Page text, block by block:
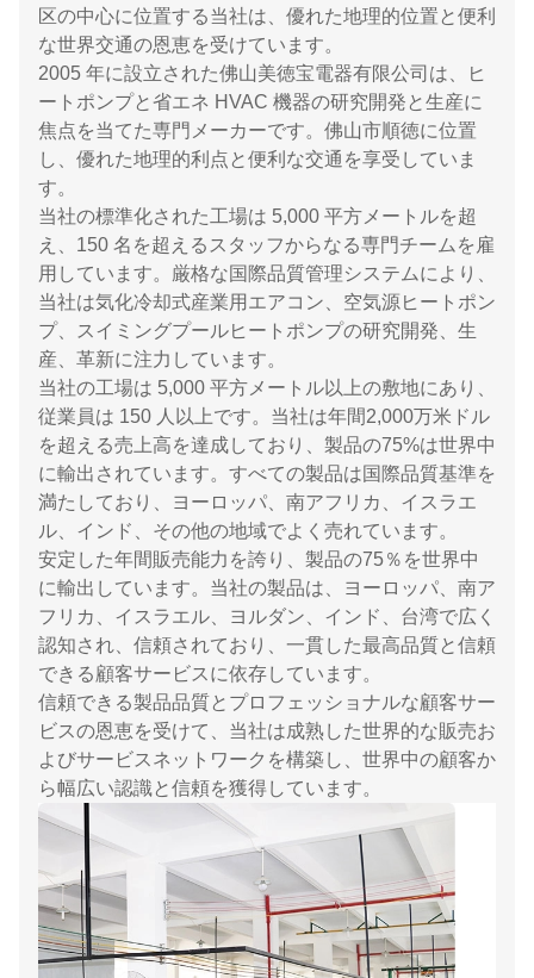
区の中心に位置する当社は、優れた地理的位置と便利
な世界交通の恩恵を受けています。
2005 年に設立された佛山美徳宝電器有限公司は、ヒ
ートポンプと省エネ HVAC 機器の研究開発と生産に
焦点を当てた専門メーカーです。佛山市順徳に位置
し、優れた地理的利点と便利な交通を享受していま
す。
当社の標準化された工場は 5,000 平方メートルを超
え、150 名を超えるスタッフからなる専門チームを雇
用しています。厳格な国際品質管理システムにより、
当社は気化冷却式産業用エアコン、空気源ヒートポン
プ、スイミングプールヒートポンプの研究開発、生
産、革新に注力しています。
当社の工場は 5,000 平方メートル以上の敷地にあり、
従業員は 150 人以上です。当社は年間2,000万米ドル
を超える売上高を達成しており、製品の75%は世界中
に輸出されています。すべての製品は国際品質基準を
満たしており、ヨーロッパ、南アフリカ、イスラエ
ル、インド、その他の地域でよく売れています。
安定した年間販売能力を誇り、製品の75％を世界中
に輸出しています。当社の製品は、ヨーロッパ、南ア
フリカ、イスラエル、ヨルダン、インド、台湾で広く
認知され、信頼されており、一貫した最高品質と信頼
できる顧客サービスに依存しています。
信頼できる製品品質とプロフェッショナルな顧客サー
ビスの恩恵を受けて、当社は成熟した世界的な販売お
よびサービスネットワークを構築し、世界中の顧客か
ら幅広い認識と信頼を獲得しています。